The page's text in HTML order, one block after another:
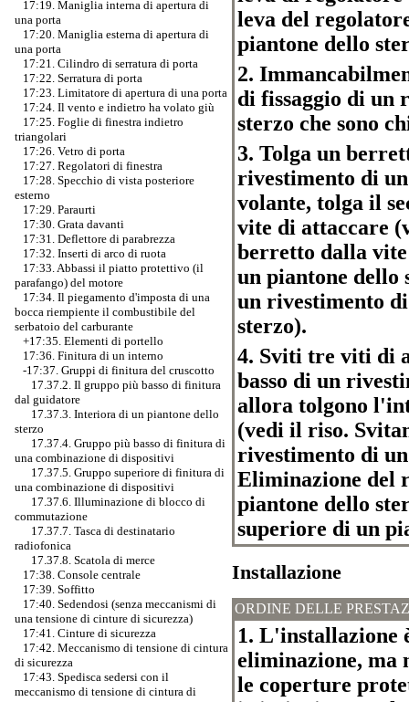
17:19. Maniglia interna di apertura di
una porta
17:20. Maniglia esterna di apertura di
una porta
17:21. Cilindro di serratura di porta
17:22. Serratura di porta
17:23. Limitatore di apertura di una porta
17:24. Il vento e indietro ha volato giù
17:25. Foglie di finestra indietro
triangolari
17:26. Vetro di porta
17:27. Regolatori di finestra
17:28. Specchio di vista posteriore
esterno
17:29. Paraurti
17:30. Grata davanti
17:31. Deflettore di parabrezza
17:32. Inserti di arco di ruota
17:33. Abbassi il piatto protettivo (il
parafango) del motore
17:34. Il piegamento d'imposta di una
bocca riempiente il combustibile del
serbatoio del carburante
+17:35. Elementi di portello
17:36. Finitura di un interno
-17:37. Gruppi di finitura del cruscotto
17.37.2. Il gruppo più basso di finitura
dal guidatore
17.37.3. Interiora di un piantone dello
sterzo
17.37.4. Gruppo più basso di finitura di
una combinazione di dispositivi
17.37.5. Gruppo superiore di finitura di
una combinazione di dispositivi
17.37.6. Illuminazione di blocco di
commutazione
17.37.7. Tasca di destinatario
radiofonica
17.37.8. Scatola di merce
17:38. Console centrale
17:39. Soffitto
17:40. Sedendosi (senza meccanismi di
una tensione di cinture di sicurezza)
17:41. Cinture di sicurezza
17:42. Meccanismo di tensione di cintura
di sicurezza
17:43. Spedisca sedersi con il
meccanismo di tensione di cintura di
leva del
piantone dello
2.
di fissaggio di un
sterzo che sono
3. Tolga un
rivestimento di
volante, tolga il
vite di attaccare
berretto dalla
un piantone dello
un rivestimento
sterzo).
4. Sviti tre viti di
basso di un
allora tolgono
(vedi il riso.
rivestimento di
Eliminazione del
piantone dello
superiore di un
Installazione
ORDINE DELLE
1. L'installazione
eliminazione, ma
le coperture